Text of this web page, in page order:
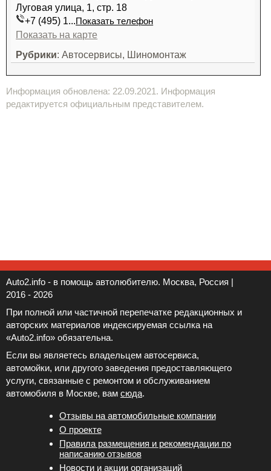
Луговая улица, 1, стр. 18
+7 (495) 1...Показать телефон
Показать на карте
Рубрики: Автосервисы, Шиномонтаж
Информация обновлена: 22.09.2021. Информация
редактируется официальным представителем.
Auto2.info - в помощь автолюбителю. Москва, Россия |
2016 - 2026
При полной или частичной перепечатке редакционных и
авторских материалов индексируемая ссылка на
«Auto2.info» обязательна.
Если вы являетесь владельцем автосервиса,
автомойки, или другого заведения предоставляющего
услуги, связанные с ремонтом и обслуживанием
автомобиля в Москве, вам сюда.
Отзывы на автомобильные компании
Новости и акции организаций